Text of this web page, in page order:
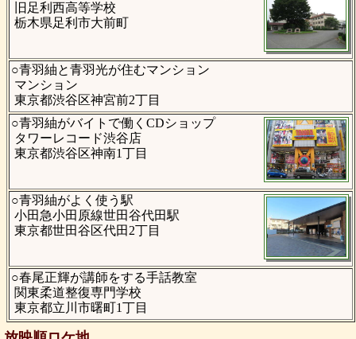
旧足利西高等学校
栃木県足利市大前町
○青羽紬と青羽光が住むマンション
マンション
東京都渋谷区神宮前2丁目
○青羽紬がバイトで働くCDショップ
タワーレコード渋谷店
東京都渋谷区神南1丁目
○青羽紬がよく使う駅
小田急小田原線世田谷代田駅
東京都世田谷区代田2丁目
○春尾正輝が講師をする手話教室
関東柔道整復専門学校
東京都立川市曙町1丁目